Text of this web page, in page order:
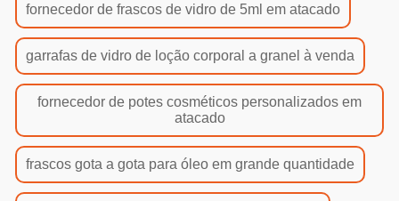
fornecedor de frascos de vidro de 5ml em atacado
garrafas de vidro de loção corporal a granel à venda
fornecedor de potes cosméticos personalizados em
atacado
frascos gota a gota para óleo em grande quantidade